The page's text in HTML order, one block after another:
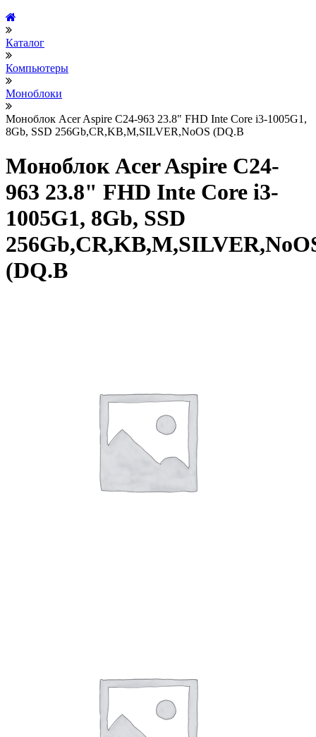
Каталог
Компьютеры
Моноблоки
Моноблок Acer Aspire C24-963 23.8" FHD Inte Core i3-1005G1,
8Gb, SSD 256Gb,CR,KB,M,SILVER,NoOS (DQ.B
Моноблок Acer Aspire C24-
963 23.8" FHD Inte Core i3-
1005G1, 8Gb, SSD
(DQ.B